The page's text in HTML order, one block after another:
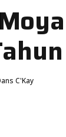
C'Kay